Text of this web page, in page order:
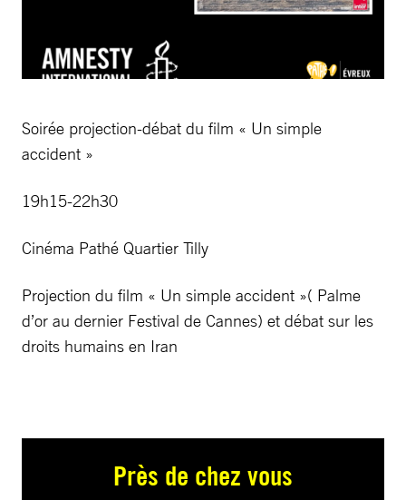
Soirée projection-débat du film « Un simple
accident »
19h15-22h30
Cinéma Pathé Quartier Tilly
Projection du film « Un simple accident »( Palme
d’or au dernier Festival de Cannes) et débat sur les
droits humains en Iran
Près de chez vous